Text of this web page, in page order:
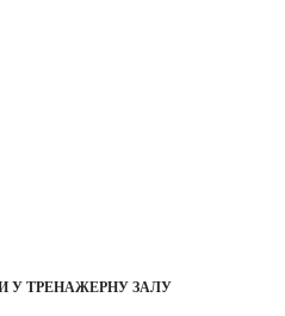
У ТРEНАЖEРНУ ЗАЛУ